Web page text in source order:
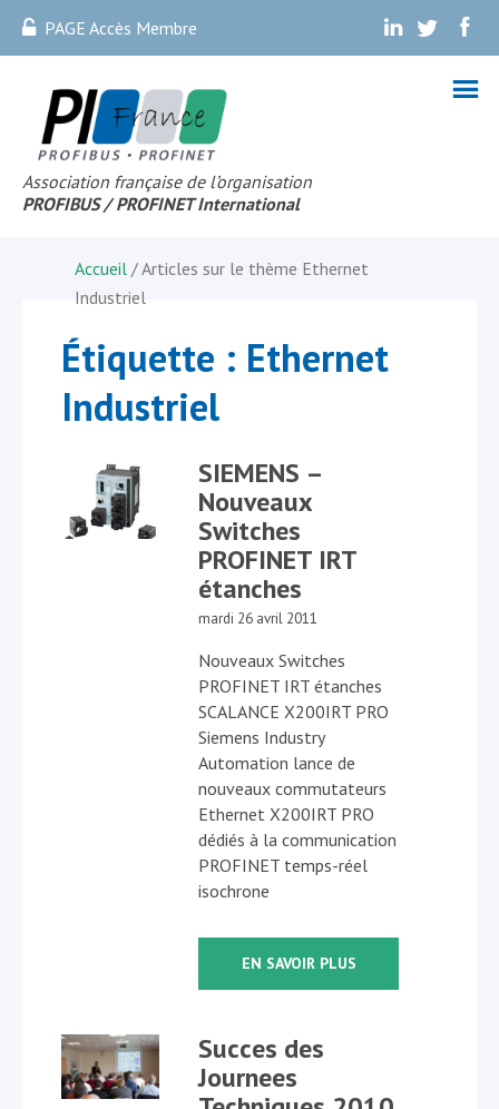
PAGE Accès Membre . . .
Association française de l’organisation
PROFIBUS / PROFINET International
Accueil / Articles sur le thème Ethernet
Industriel
Étiquette : Ethernet
Industriel
SIEMENS –
Nouveaux
Switches
PROFINET IRT
étanches
mardi 26 avril 2011
Nouveaux Switches
PROFINET IRT étanches
SCALANCE X200IRT PRO
Siemens Industry
Automation lance de
nouveaux commutateurs
Ethernet X200IRT PRO
dédiés à la communication
PROFINET temps-réel
isochrone
EN SAVOIR PLUS
Succes des
Journees